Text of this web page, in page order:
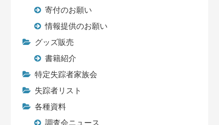
寄付のお願い
情報提供のお願い
グッズ販売
書籍紹介
特定失踪者家族会
失踪者リスト
各種資料
調査会ニュース